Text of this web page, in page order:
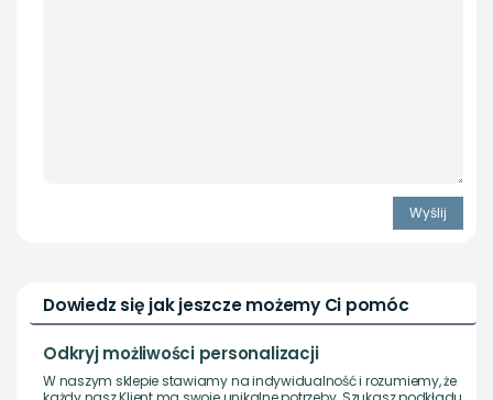
Dowiedz się jak jeszcze możemy Ci pomóc
Odkryj możliwości personalizacji
W naszym sklepie stawiamy na indywidualność i rozumiemy, że